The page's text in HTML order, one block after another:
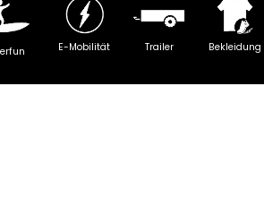
E-Mobilität Trailer Bekleidung